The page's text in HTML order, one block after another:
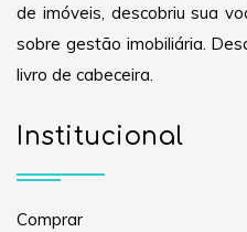
de imóveis, descobriu sua
sobre gestão imobiliária.
livro de cabeceira.
Institucional
Comprar